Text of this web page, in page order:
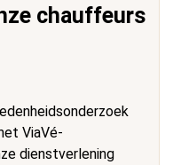
chauffeurs
ViaVé-
dienstverlening